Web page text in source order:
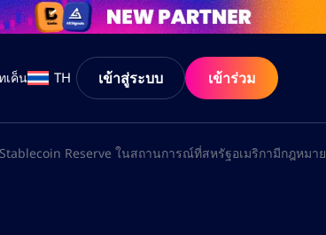
เค็น TH เข้าสู่ระบบ เข้าร่วม
Reserve ในสถานการณ์ที่สหรัฐอเมริกามีกฎหมา